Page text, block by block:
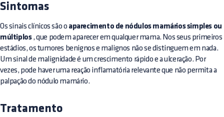
Sintomas
Os sinais clínicos são o aparecimento de nódulos mamários simples ou
múltiplos, que podem aparecer em qualquer mama. Nos seus primeiros
estádios, os tumores benignos e malignos não se distinguem em nada.
Um sinal de malignidade é um crescimento rápido e a ulceração. Por
vezes, pode haver uma reação inflamatória relevante que não permita a
palpação do nódulo mamário.
Tratamento